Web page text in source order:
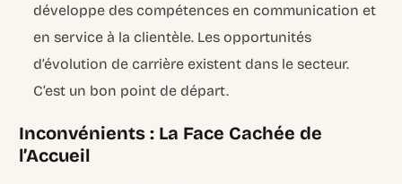
développe des compétences en communication et
en service à la clientèle. Les opportunités
d’évolution de carrière existent dans le secteur.
C’est un bon point de départ.
Inconvénients : La Face Cachée de
l’Accueil